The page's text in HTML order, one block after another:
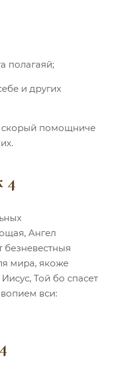
полагаяй;
и других
скорый помощниче
4
Ангел
безневестныя
мира, якоже
Той бо спасет
вси: